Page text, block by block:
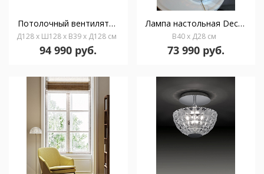
Потолочный вентилятор Deco Fan золотой/деревянный
Д128 x Ш128 x В39 x Д128 см
94 990 руб.
Лампа настольная Deco Polished gold
В40 x Д28 см
73 990 руб.